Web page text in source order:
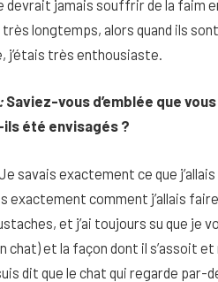
devrait jamais souffrir de la faim
longtemps, alors quand ils
j’étais très enthousiaste.
Saviez-vous d’emblée que
été envisagés ?
savais exactement ce que
exactement comment j’allais
et j’ai toujours su que je
chat) et la façon dont il s’assoit
dit que le chat qui regarde par-